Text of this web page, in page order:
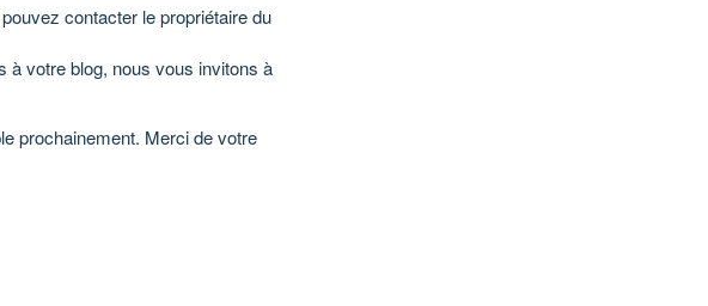
contacter le propriétaire du
à votre blog, nous vous invitons à
prochainement. Merci de votre